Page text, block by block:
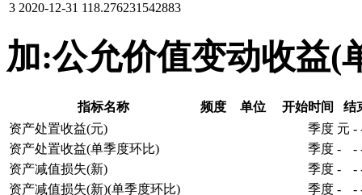
3 2020-12-31 118.276231542883
加:公允价值变动收益(
指标名称 频度 单位 开始时间
结
资产处置收益(元)
季度 元 -
资产处置收益(单季度环比)
季度 - -
资产减值损失(新)
季度 - -
资产减值损失(新)(单季度环比)
季度 - -